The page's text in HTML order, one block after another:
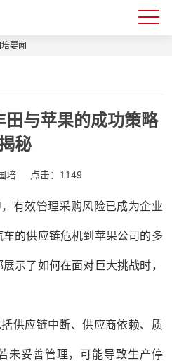
要闻
田与苹果的成功策略
秘
培 点击：1149
有效管理采购风险已成为企业
的供应链危机到苹果公司的多
示了如何在面对巨大挑战时，
供应链中断、供应商依赖、质
未妥善管理，可能导致生产停